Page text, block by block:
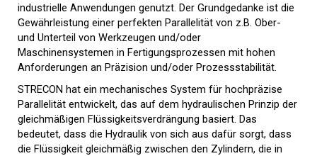
industrielle Anwendungen genutzt. Der Grundgedanke ist die
Gewährleistung einer perfekten Parallelität von z.B. Ober-
und Unterteil von Werkzeugen und/oder
Maschinensystemen in Fertigungsprozessen mit hohen
Anforderungen an Präzision und/oder Prozessstabilität.
STRECON hat ein mechanisches System für hochpräzise
Parallelität entwickelt, das auf dem hydraulischen Prinzip der
gleichmäßigen Flüssigkeitsverdrängung basiert. Das
bedeutet, dass die Hydraulik von sich aus dafür sorgt, dass
die Flüssigkeit gleichmäßig zwischen den Zylindern, die in